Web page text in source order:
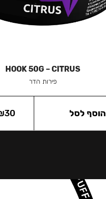
HOOK 50G – CITRUS
פירות הדר
30 הוסף לסל